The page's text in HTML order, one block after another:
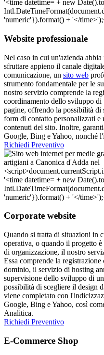
Website professionale
Nel caso in cui un'azienda
sfruttare appieno il canale
comunicazione, un sito web
strumento fondamentale per le
nostro servizio comprende la
coordinamento dello sviluppo di
pagine, offrendo la possibilità di
form di contatto personalizzati e
contenuti del sito. Inoltre,
Google, Bing e Yahoo, nonché
Richiedi Preventivo
Corporate website
Quando si tratta di situazioni in
operativa, o quando il progetto
di organizzazione, il nostro
Essa comprende la
dominio, il servizio di hosting
supervisione dello sviluppo di
possibilità di scegliere il design
viene completato con
Google, Bing e Yahoo, così
Analitica.
Richiedi Preventivo
E-Commerce Shop